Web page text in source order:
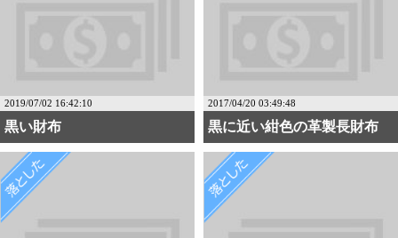
2019/07/02 16:42:10
黒い財布
2017/04/20 03:49:48
黒に近い紺色の革製長財布